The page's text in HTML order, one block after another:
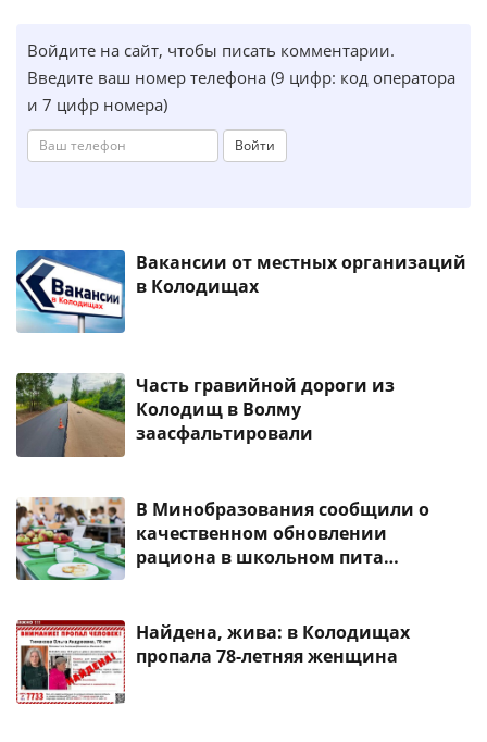
Войдите на сайт, чтобы писать комментарии.
Введите ваш номер телефона (9 цифр: код оператора
и 7 цифр номера)
Войти
Вакансии от местных организаций
в Колодищах
Часть гравийной дороги из
Колодищ в Волму
заасфальтировали
В Минобразования сообщили о
качественном обновлении
рациона в школьном пита…
Найдена, жива: в Колодищах
пропала 78-летняя женщина